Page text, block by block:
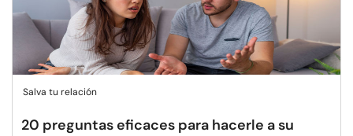
Salva tu relación
20 preguntas eficaces para hacerle a su